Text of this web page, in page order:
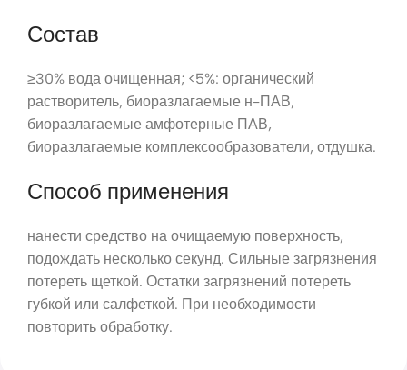
Состав
≥30% вода очищенная; <5%: органический
растворитель, биоразлагаемые н-ПАВ,
биоразлагаемые амфотерные ПАВ,
биоразлагаемые комплексообразователи, отдушка.
Способ применения
нанести средство на очищаемую поверхность,
подождать несколько секунд. Сильные загрязнения
потереть щеткой. Остатки загрязнений потереть
губкой или салфеткой. При необходимости
повторить обработку.